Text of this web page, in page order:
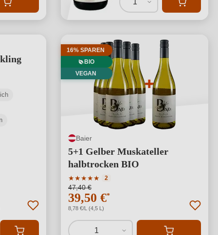
1
16% SPAREN
BIO
VEGAN
Baier
5+1 Gelber Muskateller
halbtrocken BIO
★★★★★
Durchschnittliche Bewertung von 5 von 5
2
47,40 €
39,50 €*
8,78 €/L (4,5 L)
1